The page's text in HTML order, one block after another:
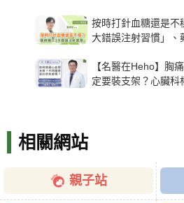
按時打針血糖還是不
大錯誤注射習慣」、
【名醫在Heho】胸
定要裝支架？心臟科
相關網站
親子站